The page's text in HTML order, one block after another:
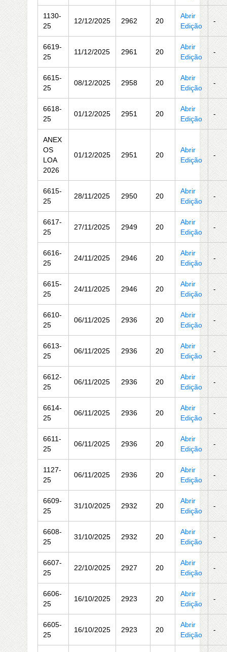
1130-
25
12/12/2025 2962 20
Abrir
Edição
-
6619-
25
11/12/2025 2961 20
Abrir
Edição
-
6615-
25
08/12/2025 2958 20
Abrir
Edição
-
6618-
25
01/12/2025 2951 20
Abrir
Edição
-
ANEX
OS
LOA
2026
01/12/2025 2951 20
Abrir
Edição
-
6615-
25
28/11/2025 2950 20
Abrir
Edição
-
6617-
25
27/11/2025 2949 20
Abrir
Edição
-
6616-
25
24/11/2025 2946 20
Abrir
Edição
-
6615-
25
24/11/2025 2946 20
Abrir
Edição
-
6610-
25
06/11/2025 2936 20
Abrir
Edição
-
6613-
25
06/11/2025 2936 20
Abrir
Edição
-
6612-
25
06/11/2025 2936 20
Abrir
Edição
-
6614-
25
06/11/2025 2936 20
Abrir
Edição
-
6611-
25
06/11/2025 2936 20
Abrir
Edição
-
1127-
25
06/11/2025 2936 20
Abrir
Edição
-
6609-
25
31/10/2025 2932 20
Abrir
Edição
-
6608-
25
31/10/2025 2932 20
Abrir
Edição
-
6607-
25
22/10/2025 2927 20
Abrir
Edição
-
6606-
25
16/10/2025 2923 20
Abrir
Edição
-
6605-
25
16/10/2025 2923 20
Abrir
Edição
-